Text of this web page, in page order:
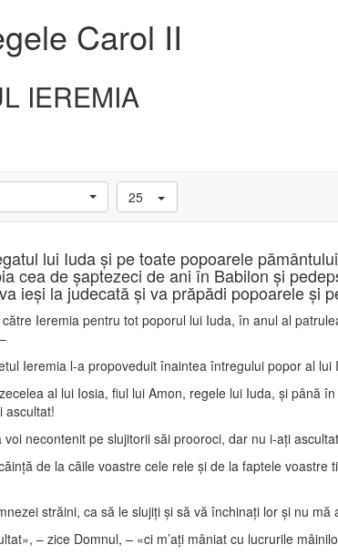
Carol II
IEREMIA
25
lui Iuda şi pe toate popoarele
cea de şaptezeci de ani în Babilon şi
ieşi la judecată şi va prăpădi popoarele şi
Ieremia pentru tot poporul lui Iuda, în anul al
Ieremia l-a propoveduit înaintea întregului popor al
al lui Iosia, fiul lui Amon, regele lui Iuda, şi până
ascultat!
necontenit pe slujitorii săi prooroci, dar nu i-aţi
de la căile voastre cele rele şi de la faptele
străini, ca să le slujiţi şi să vă închinaţi lor şi nu
– zice Domnul, – «ci m’aţi mâniat cu lucrurile